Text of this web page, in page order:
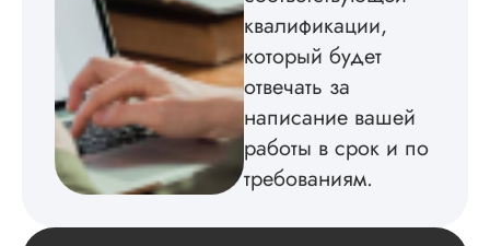
Вид работы:
Дата:2024-11-20
Удобная форма
оплаты, есть
работу выполнили
квалификации,
который будет
отвечать за
написание вашей
работы в срок и по
требованиям.